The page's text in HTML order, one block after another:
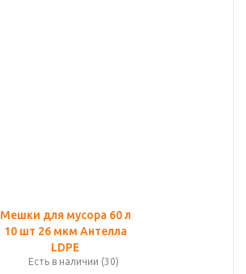
Мешки для мусора 60 л
10 шт 26 мкм Антелла
LDPE
Есть в наличии (30)